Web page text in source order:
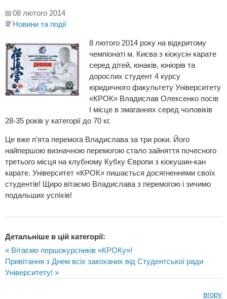
08 лютого 2014
Новини та події
8 лютого 2014 року на відкритому
чемпіонаті м. Києва з кіокусін карате
серед дітей, юнаків, юніорів та
дорослих студент 4 курсу
юридичного факультету Університету
«КРОК» Владислав Олексенко посів
І місце в змаганнях серед чоловіків
28-35 років у категорії до 70 кг.
Це вже п’ята перемога Владислава за три роки. Його
найпершою визначною перемогою стало зайняття почесного
третього місця на клубному Кубку Європи з кіокушин-кан
карате. Університет «КРОК» пишається досягненнями своїх
студентів! Щиро вітаємо Владислава з перемогою і зичимо
подальших успіхів!
Детальніше в цій категорії:
« Вітаємо першокурсників «КРОКу»!
Привітання з Днем всіх закоханих від Студентської ради
Університету! »
вгору